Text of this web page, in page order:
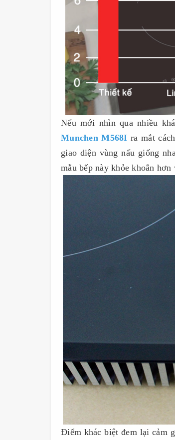
Nếu mới nhìn qua nhiều
Munchen M568I ra mắt
giao diện vùng nấu giống
mẫu bếp này khỏe khoắn
Điểm khác biệt đem lại cảm